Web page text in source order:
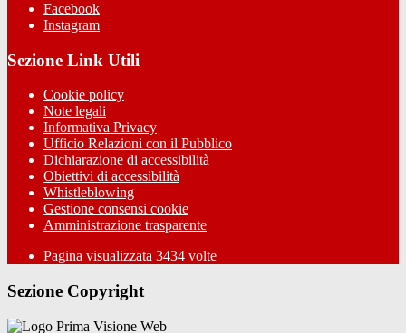
Facebook
Instagram
Sezione Link Utili
Cookie policy
Note legali
Informativa Privacy
Ufficio Relazioni con il Pubblico
Dichiarazione di accessibilità
Obiettivi di accessibilità
Whistleblowing
Gestione consensi cookie
Amministrazione trasparente
Pagina visualizzata 3434 volte
Sezione Copyright